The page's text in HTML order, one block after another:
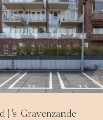
| 's-Gravenzande